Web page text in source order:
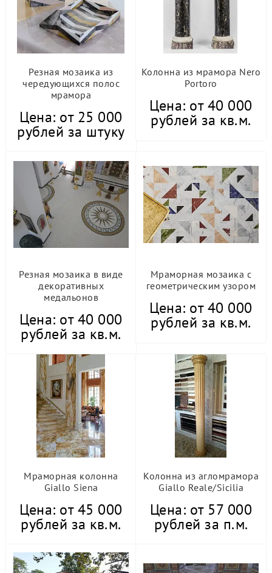
Резная мозаика из
чередующихся полос
мрамора
Цена: от 25 000
рублей за штуку
Колонна из мрамора Nero
Portoro
Цена: от 40 000
рублей за кв.м.
Резная мозаика в виде
декоративных
медальонов
Цена: от 40 000
рублей за кв.м.
Мраморная мозаика с
геометрическим узором
Цена: от 40 000
рублей за кв.м.
Мраморная колонна
Giallo Siena
Цена: от 45 000
рублей за кв.м.
Колонна из агломрамора
Giallo Reale/Sicilia
Цена: от 57 000
рублей за п.м.